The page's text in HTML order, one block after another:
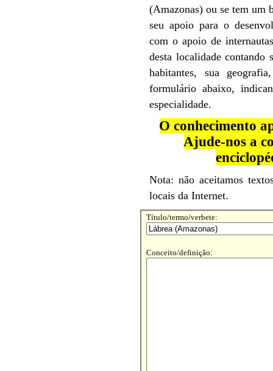
(Amazonas) ou se tem um
seu apoio para o
com o apoio de
desta localidade contando
habitantes, sua
formulário abaixo,
especialidade.
O conhecimento
Ajude-nos a
Nota: não aceitamos
locais da Internet.
Título/termo/verbete:
Conceito/definição: